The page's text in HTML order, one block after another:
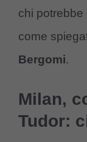
chi potrebbe
come
Bergomi.
Milan,
Tudor: